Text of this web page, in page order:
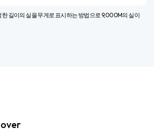
한 길이의 실을 무게로 표시하는 방법으로 9,000M의 실이